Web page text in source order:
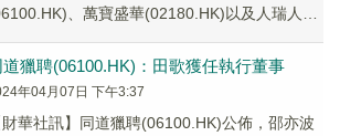
、萬寶盛華(02180.HK)以及人瑞人才
道獵聘(06100.HK)：田歌獲任執行董事
年04月07日 下午3:37
財華社訊】同道獵聘(06100.HK)公佈，邵亦波